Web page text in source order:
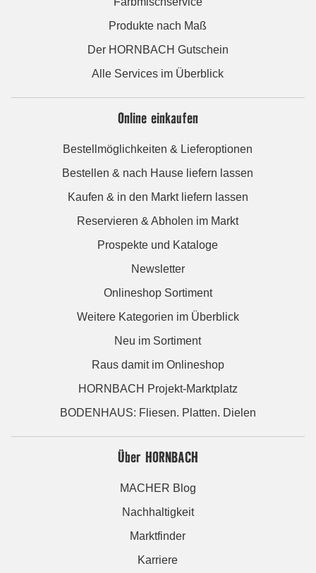
Produkte nach Maß
Der HORNBACH Gutschein
Alle Services im Überblick
Online einkaufen
Bestellmöglichkeiten & Lieferoptionen
Bestellen & nach Hause liefern lassen
Kaufen & in den Markt liefern lassen
Reservieren & Abholen im Markt
Prospekte und Kataloge
Newsletter
Onlineshop Sortiment
Weitere Kategorien im Überblick
Neu im Sortiment
Raus damit im Onlineshop
HORNBACH Projekt-Marktplatz
BODENHAUS: Fliesen. Platten. Dielen
Über HORNBACH
MACHER Blog
Nachhaltigkeit
Marktfinder
Karriere